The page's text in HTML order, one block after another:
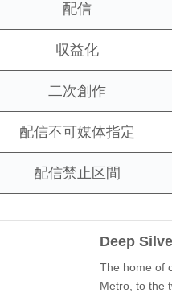
配信
収益化
二次創作
配信不可媒体指定
配信禁止区間
Deep
The home of
Metro, to the